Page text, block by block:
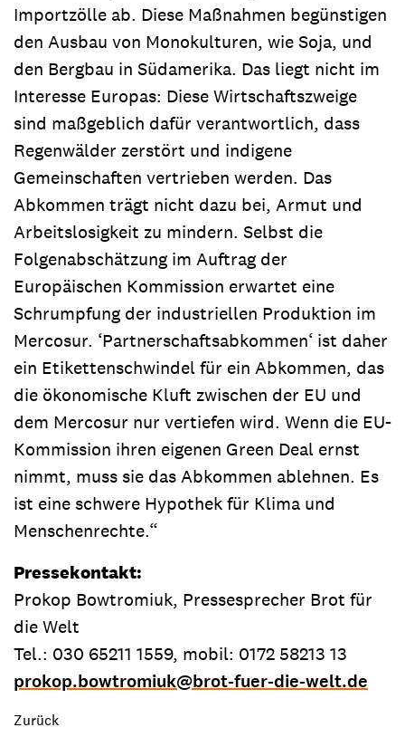
Importzölle ab. Diese Maßnahmen begünstigen
den Ausbau von Monokulturen, wie Soja, und
den Bergbau in Südamerika. Das liegt nicht im
Interesse Europas: Diese Wirtschaftszweige
sind maßgeblich dafür verantwortlich, dass
Regenwälder zerstört und indigene
Gemeinschaften vertrieben werden. Das
Abkommen trägt nicht dazu bei, Armut und
Arbeitslosigkeit zu mindern. Selbst die
Folgenabschätzung im Auftrag der
Europäischen Kommission erwartet eine
Schrumpfung der industriellen Produktion im
Mercosur. ‘Partnerschaftsabkommen‘ ist daher
ein Etikettenschwindel für ein Abkommen, das
die ökonomische Kluft zwischen der EU und
dem Mercosur nur vertiefen wird. Wenn die EU-
Kommission ihren eigenen Green Deal ernst
nimmt, muss sie das Abkommen ablehnen. Es
ist eine schwere Hypothek für Klima und
Menschenrechte.“
Pressekontakt:
Prokop Bowtromiuk, Pressesprecher Brot für
die Welt
Tel.: 030 65211 1559, mobil: 0172 58213 13
prokop.bowtromiuk@brot-fuer-die-welt.de
Zurück